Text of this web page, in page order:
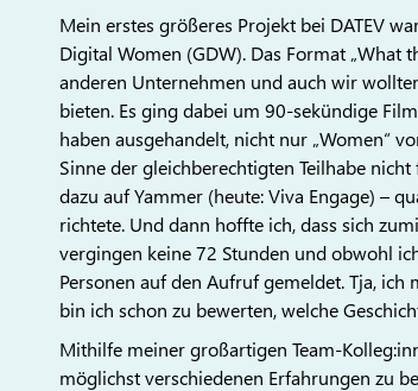
Mein erstes größeres Projekt bei DATEV
Digital Women (GDW). Das Format „What
anderen Unternehmen und auch wir
bieten. Es ging dabei um 90-sekündige
haben ausgehandelt, nicht nur „Women“
Sinne der gleichberechtigten Teilhabe
dazu auf Yammer (heute: Viva Engage) –
richtete. Und dann hoffte ich, dass sich
vergingen keine 72 Stunden und obwohl
Personen auf den Aufruf gemeldet. Tja,
bin ich schon zu bewerten, welche
Mithilfe meiner großartigen Team-
möglichst verschiedenen Erfahrungen zu